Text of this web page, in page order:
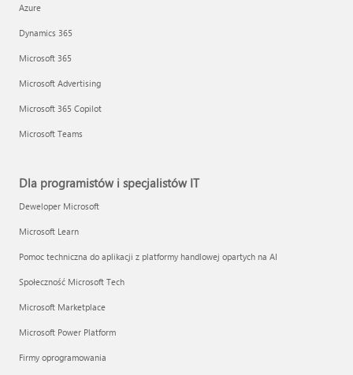
Azure
Dynamics 365
Microsoft 365
Microsoft Advertising
Microsoft 365 Copilot
Microsoft Teams
Dla programistów i specjalistów IT
Deweloper Microsoft
Microsoft Learn
Pomoc techniczna do aplikacji z platformy handlowej opartych na AI
Społeczność Microsoft Tech
Microsoft Marketplace
Microsoft Power Platform
Firmy oprogramowania